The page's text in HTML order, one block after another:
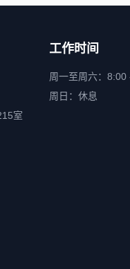
室
工作时间
周一至周六：8:00
周日：休息